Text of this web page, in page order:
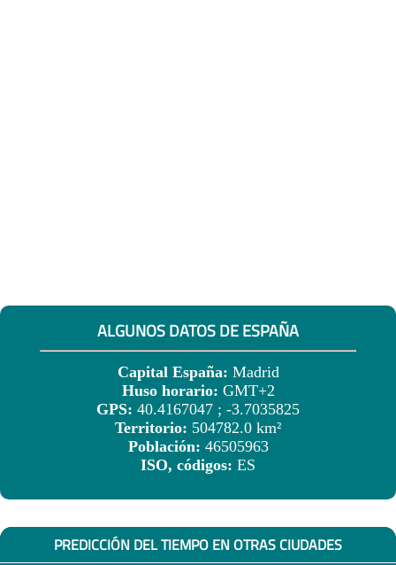
ALGUNOS DATOS DE ESPAÑA
Capital España: Madrid
Huso horario: GMT+2
GPS: 40.4167047 ; -3.7035825
Territorio: 504782.0 km²
Población: 46505963
ISO, códigos: ES
PREDICCIÓN DEL TIEMPO EN OTRAS CIUDADES